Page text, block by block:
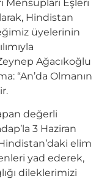
Mensupları Eşleri
Hindistan
üyelerinin
Ağacıkoğlu
“An’da Olmanın
değerli
3 Haziran
elim
yad ederek,
dileklerimizi